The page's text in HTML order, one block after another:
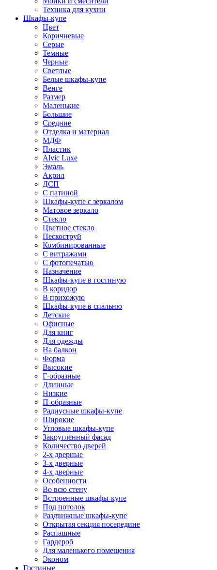
Техника для кухни
Шкафы-купе
Цвет
Коричневые
Серые
Темные
Черные
Светлые
Белые шкафы-купе
Венге
Размер
Маленькие
Большие
Средние
Отделка и материал
МДФ
Пластик
Alvic Luxe
Эмаль
Акрил
ДСП
С патиной
Шкафы-купе с зеркалом
Матовое зеркало
Стекло
Цветное стекло
Пескоструй
Комбинированные
С витражами
С фотопечатью
Назначение
Шкафы-купе в гостиную
В коридор
В прихожую
Шкафы-купе в спальню
Детские
Офисные
Для книг
Для одежды
На балкон
Форма
Высокие
Г-образные
Длинные
Низкие
П-образные
Радиусные шкафы-купе
Широкие
Угловые шкафы-купе
Закругленный фасад
Количество дверей
2-х дверные
3-х дверные
4-х дверные
Особенности
Во всю стену
Встроенные шкафы-купе
Под потолок
Раздвижные шкафы-купе
Открытая секция посередине
Распашные
Гардероб
Для маленького помещения
Эконом
Гостиные